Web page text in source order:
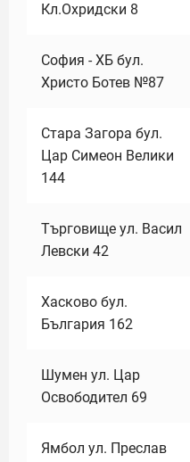
Кл.Охридски 8
София - ХБ бул.
Христо Ботев №87
Стара Загора бул.
Цар Симеон Велики
144
Търговище ул. Васил
Левски 42
Хасково бул.
България 162
Шумен ул. Цар
Освободител 69
Ямбол ул. Преслав